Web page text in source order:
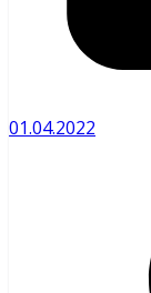
01.04.2022